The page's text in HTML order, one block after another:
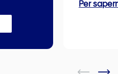
Per